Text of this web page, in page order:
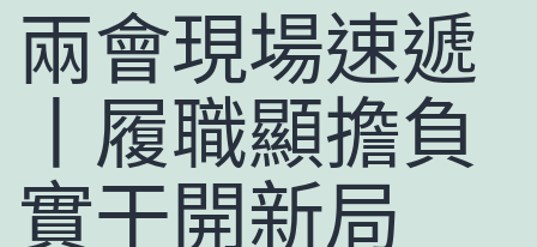
兩會現場速遞
丨履職顯擔負
實干開新局